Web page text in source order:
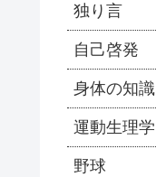
独り言
自己啓発
身体の知識
運動生理学
野球